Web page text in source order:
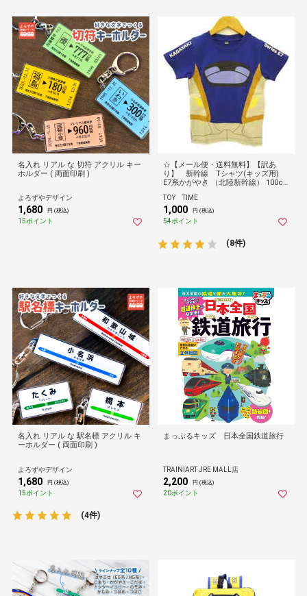
名入れ リアル な 切符 アクリル キー
ホルダー ( 両面印刷 )
よろずやデザイン
1,680 円 (税込)
15ポイント
☆【メール便・送料無料】【訳あ
り】 新幹線 Tシャツ(キッズ用)
E7系かがやき （北陸新幹線） 100c
TOY TIME
1,000 円 (税込)
54ポイント
(8件)
名入れ リアル な 駅名標 アクリル キ
ーホルダー ( 両面印刷 )
よろずやデザイン
1,680 円 (税込)
15ポイント
(4件)
まっぷるキッズ 日本全国鉄道旅行
TRAINIART JRE MALL店
2,200 円 (税込)
20ポイント